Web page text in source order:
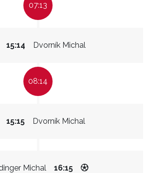
07:13
Dvorník Michal
15:14
08:14
Dvorník Michal
15:15
Michal 16:15